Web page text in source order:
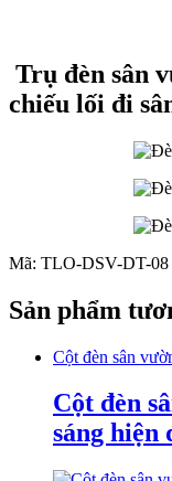
Trụ đèn sân
chiếu lối đi
Mã: TLO-DSV-DT-08
Sản phẩm
Cột đèn sân
Cột đèn
sáng hiện